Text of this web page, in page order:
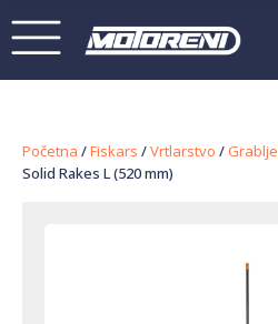
Početna /Fiskars /Vrtlarstvo / Grablje
Solid Rakes L (520 mm)